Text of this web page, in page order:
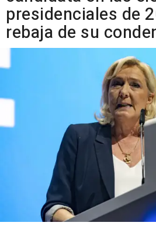
presidenciales de
rebaja de su